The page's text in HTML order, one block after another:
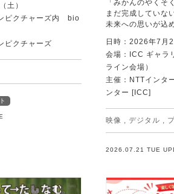
土）
ピクチャーズ内 bio
ピクチャーズ
「みかんのやくそ
まだ完成していな
未来への思いが込
日時：2026年7月
会場：ICC ギャラ
ライン会場）
主催：NTTインタ
ンター [ICC]
映像 , デジタル ,
2026.07.21 TUE